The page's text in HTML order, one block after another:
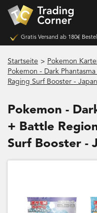
Gratis Versand ab 180€
Startseite > Pokemon
Pokemon - Dark
Raging Surf Booster -
Pokemon -
+ Battle
Surf Booster -